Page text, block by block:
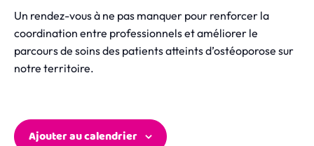
Un rendez-vous à ne pas manquer pour renforcer la
coordination entre professionnels et améliorer le
parcours de soins des patients atteints d’ostéoporose sur
notre territoire.
Ajouter au calendrier